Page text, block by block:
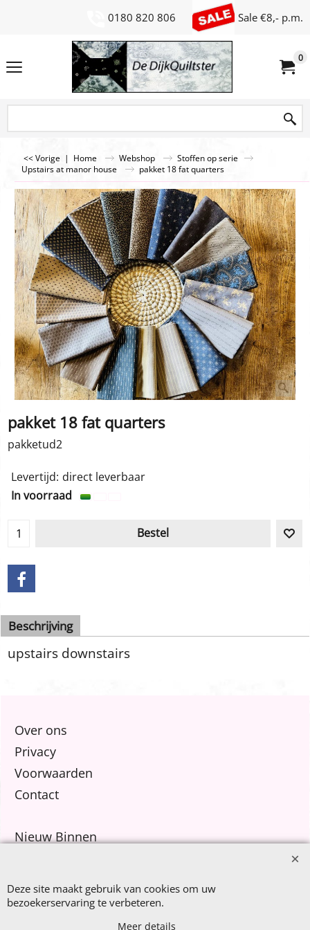
0180 820 806 Sale €8,- p.m.
0
<< Vorige | Home Webshop
Stoffen op serie
Upstairs at manor house
pakket 18 fat quarters
pakket 18 fat quarters
pakketud2
Levertijd: direct leverbaar
In voorraad
Bestel
Beschrijving
upstairs downstairs
Over ons
Privacy
Voorwaarden
Contact
Nieuw Binnen
Deze site maakt gebruik van cookies om uw
bezoekerservaring te verbeteren.
Meer details